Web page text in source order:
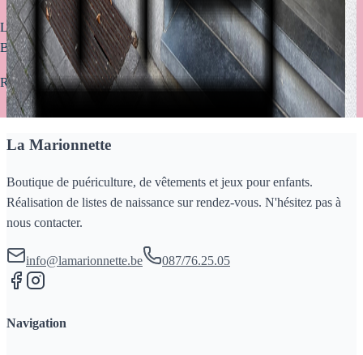
Livraison offerte à partir de 75€ d’achat (uniquement valable pour la
Belgique)
Retrait gratuit en magasin sous 2 à 4 jours
La Marionnette
Boutique de puériculture, de vêtements et jeux pour enfants.
Réalisation de listes de naissance sur rendez-vous. N'hésitez pas à
nous contacter.
info@lamarionnette.be 087/76.25.05
Navigation